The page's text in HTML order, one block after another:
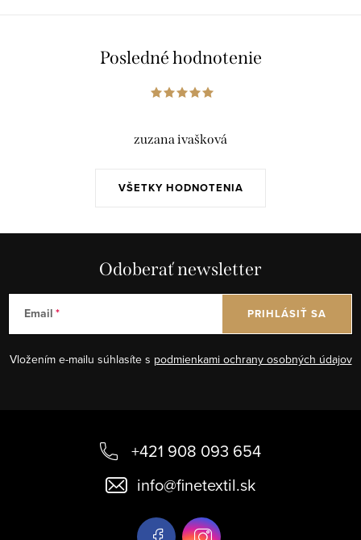
Posledné hodnotenie
VŠETKY HODNOTENIA
zuzana ivašková
Odoberať newsletter
Email
Vložením e-mailu súhlasíte s podmienkami ochrany osobných údajov
PRIHLÁSIŤ SA
+421 908 093 654
info@finetextil.sk